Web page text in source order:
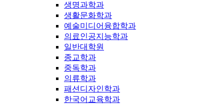
생명과학과
생활문화학과
예술미디어융합학과
의료인공지능학과
일반대학원
종교학과
중독학과
의류학과
패션디자인학과
한국어교육학과